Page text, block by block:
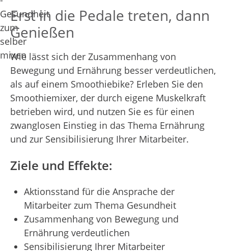
Erst in die Pedale treten, dann
Genießen
Wie lässt sich der Zusammenhang von
Bewegung und Ernährung besser verdeutlichen,
als auf einem Smoothiebike? Erleben Sie den
Smoothiemixer, der durch eigene Muskelkraft
betrieben wird, und nutzen Sie es für einen
zwanglosen Einstieg in das Thema Ernährung
und zur Sensibilisierung Ihrer Mitarbeiter.
Ziele und Effekte:
Aktionsstand für die Ansprache der
Mitarbeiter zum Thema Gesundheit
Zusammenhang von Bewegung und
Ernährung verdeutlichen
Sensibilisierung Ihrer Mitarbeiter